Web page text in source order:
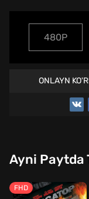
480P
ONLAYN
Ayni Paytda
FHD